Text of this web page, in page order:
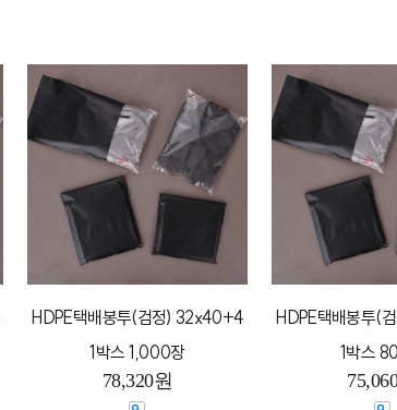
HDPE택배봉투(검정) 32x40+4
1박스 1,000장
78,320원
HDPE택배봉투(
1박스